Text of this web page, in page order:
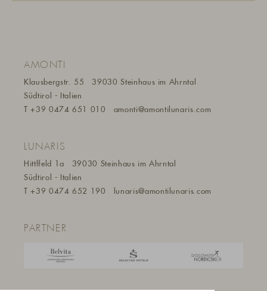
AMONTI
Klausbergstr. 55
39030 Steinhaus im Ahrntal
Südtirol - Italien
T+39 0474 651 010 amonti@amontilunaris.com
LUNARIS
Hittlfeld 1a
39030 Steinhaus im Ahrntal
Südtirol - Italien
T+39 0474 652 190 lunaris@amontilunaris.com
PARTNER